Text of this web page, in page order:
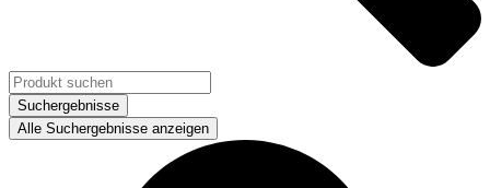
Suchergebnisse
Alle Suchergebnisse anzeigen